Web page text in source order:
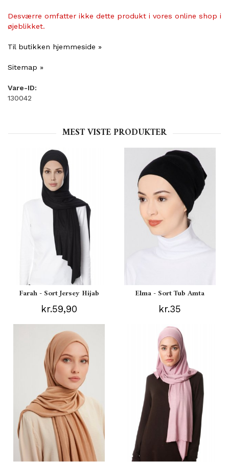
Desværre omfatter ikke dette produkt i vores online shop i
øjeblikket.
Til butikken hjemmeside »
Sitemap »
Vare-ID:
130042
MEST VISTE PRODUKTER
Farah - Sort Jersey Hijab
kr.59,90
Elma - Sort Tub Amta
kr.35